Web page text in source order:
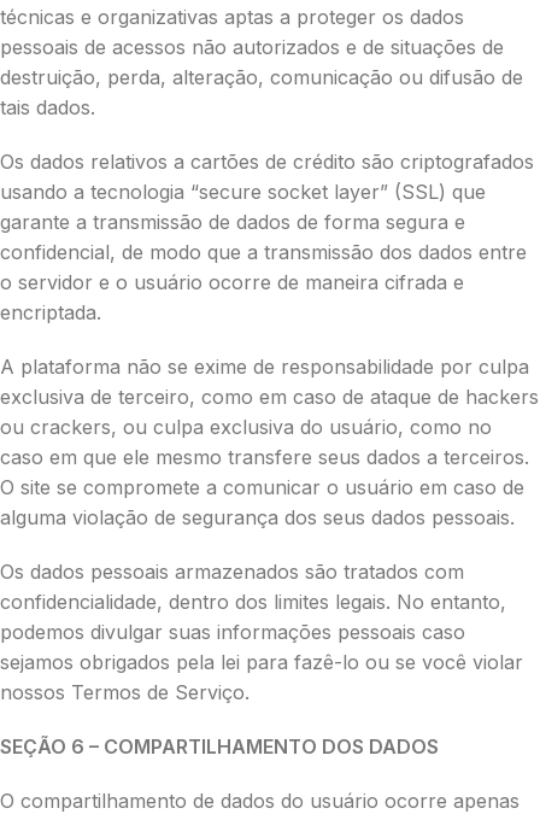
técnicas e organizativas aptas a proteger os dados
pessoais de acessos não autorizados e de situações de
destruição, perda, alteração, comunicação ou difusão de
tais dados.
Os dados relativos a cartões de crédito são criptografados
usando a tecnologia “secure socket layer” (SSL) que
garante a transmissão de dados de forma segura e
confidencial, de modo que a transmissão dos dados entre
o servidor e o usuário ocorre de maneira cifrada e
encriptada.
A plataforma não se exime de responsabilidade por culpa
exclusiva de terceiro, como em caso de ataque de hackers
ou crackers, ou culpa exclusiva do usuário, como no
caso em que ele mesmo transfere seus dados a terceiros.
O site se compromete a comunicar o usuário em caso de
alguma violação de segurança dos seus dados pessoais.
Os dados pessoais armazenados são tratados com
confidencialidade, dentro dos limites legais. No entanto,
podemos divulgar suas informações pessoais caso
sejamos obrigados pela lei para fazê-lo ou se você violar
nossos Termos de Serviço.
SEÇÃO 6 – COMPARTILHAMENTO DOS DADOS
O compartilhamento de dados do usuário ocorre apenas